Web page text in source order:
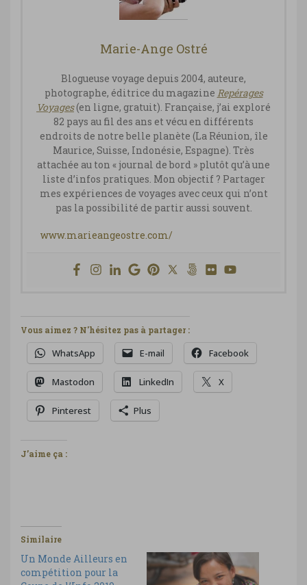
Marie-Ange Ostré
Blogueuse voyage depuis 2004, auteure,
photographe, éditrice du magazine Repérages
Voyages(en ligne, gratuit). Française, j’ai exploré
82 pays au fil des ans et vécu en différents
endroits de notre belle planète (La Réunion, île
Maurice, Suisse, Indonésie, Espagne). Très
attachée au ton « journal de bord » plutôt qu’à une
liste d’infos pratiques. Mon objectif ? Partager
mes expériences de voyages avec ceux qui n’ont
pas la possibilité de partir aussi souvent.
www.marieangeostre.com/
Vous aimez ? N'hésitez pas à partager :
WhatsApp E-mail Facebook
Mastodon LinkedIn X
Pinterest Plus
J’aime ça :
Similaire
Un Monde Ailleurs en
compétition pour la